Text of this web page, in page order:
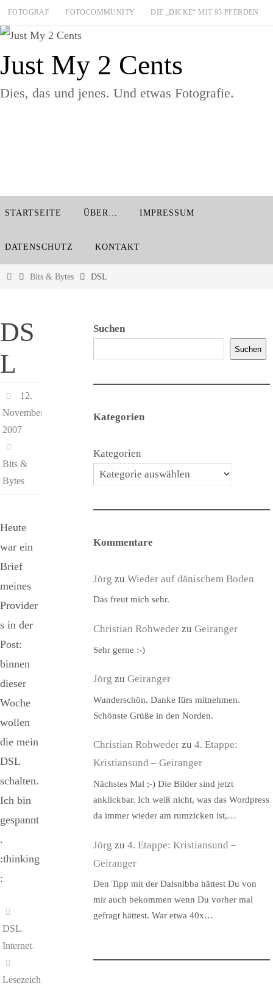
Zum
Inhalt
FOTOGRAF FOTOCOMMUNITY DIE „DICKE“ MIT 95 PFERDEN
Just My 2 Cents
Dies, das und jenes. Und etwas Fotografie.
Inhalt
STARTSEITE ÜBER… IMPRESSUM
DATENSCHUTZ KONTAKT
StartBits & Bytes DSL
DS
L
12.
November
2007
Bits &
Bytes
Heute
war ein
Brief
meines
Provider
s in der
Post:
binnen
dieser
Woche
wollen
die mein
DSL
schalten.
Ich bin
gespannt
.
:thinking
:
DSL,
Internet.
Lesezeichen
Suchen
Suchen
Kategorien
Kategorien
Kommentare
Jörg zu Wieder auf dänischem Boden
Das freut mich sehr.
Christian Rohweder zu Geiranger
Sehr gerne :-)
Jörg zu Geiranger
Wunderschön. Danke fürs mitnehmen.
Schönste Grüße in den Norden.
Christian Rohweder zu 4. Etappe:
Kristiansund – Geiranger
Nächstes Mal ;-) Die Bilder sind jetzt
anklickbar. Ich weiß nicht, was das Wordpress
da immer wieder am rumzicken ist,…
Jörg zu 4. Etappe: Kristiansund –
Geiranger
Den Tipp mit der Dalsnibba hättest Du von
mir auch bekommen wenn Du vorher mal
gefragt hättest. War etwa 40x…